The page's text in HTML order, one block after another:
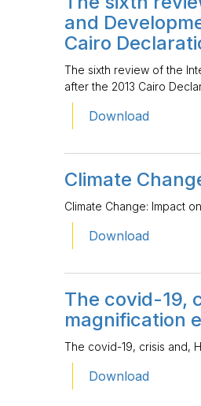
and
Cairo
The sixth review of the
after the 2013 Cairo
Download
Climate
Climate Change: Impact
Download
The covid-19,
magnification
The covid-19, crisis and,
Download